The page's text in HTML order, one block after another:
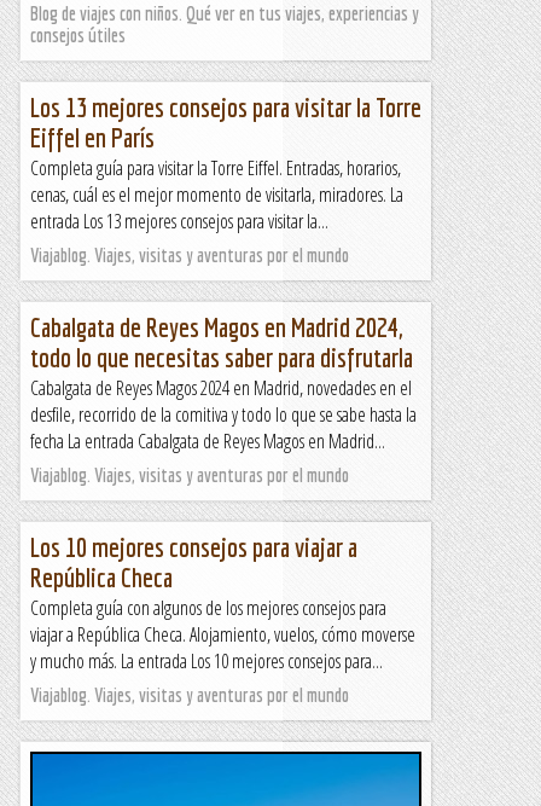
Blog de viajes con niños. Qué ver en tus viajes, experiencias y
consejos útiles
Los 13 mejores consejos para visitar la Torre
Eiffel en París
Completa guía para visitar la Torre Eiffel. Entradas, horarios,
cenas, cuál es el mejor momento de visitarla, miradores. La
entrada Los 13 mejores consejos para visitar la...
Viajablog. Viajes, visitas y aventuras por el mundo
Cabalgata de Reyes Magos en Madrid 2024,
todo lo que necesitas saber para disfrutarla
Cabalgata de Reyes Magos 2024 en Madrid, novedades en el
desfile, recorrido de la comitiva y todo lo que se sabe hasta la
fecha La entrada Cabalgata de Reyes Magos en Madrid...
Viajablog. Viajes, visitas y aventuras por el mundo
Los 10 mejores consejos para viajar a
República Checa
Completa guía con algunos de los mejores consejos para
viajar a República Checa. Alojamiento, vuelos, cómo moverse
y mucho más. La entrada Los 10 mejores consejos para...
Viajablog. Viajes, visitas y aventuras por el mundo